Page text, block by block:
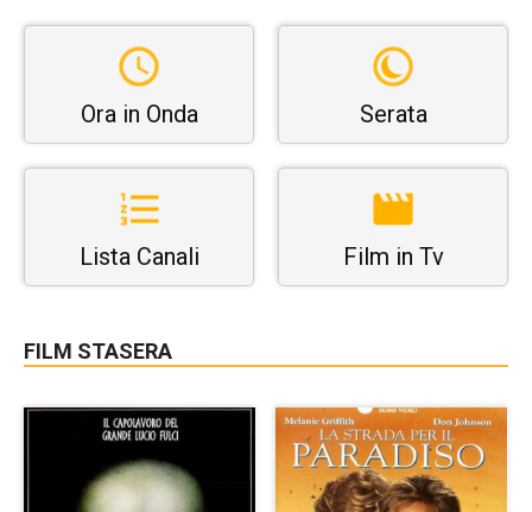
Ora in Onda Serata
Lista Canali Film in Tv
FILM STASERA